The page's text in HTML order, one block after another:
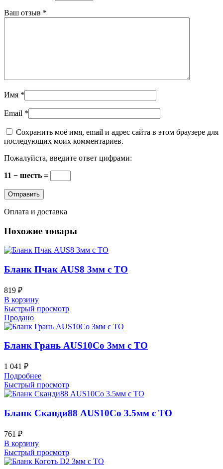
Ваш отзыв *
Имя *
Email *
Сохранить моё имя, email и адрес сайта в этом браузере для
последующих моих комментариев.
Пожалуйста, введите ответ цифрами:
11 − шесть =
Оплата и доставка
Похожие товары
Бланк Пчак AUS8 3мм с ТО
819 ₽
В корзину
Быстрый просмотр
Продано
Бланк Грань AUS10Co 3мм с ТО
1 041 ₽
Подробнее
Быстрый просмотр
Бланк Сканди88 AUS10Co 3.5мм с ТО
761 ₽
В корзину
Быстрый просмотр